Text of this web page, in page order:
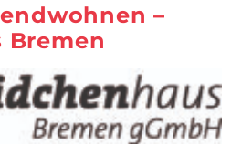
–
Bremen